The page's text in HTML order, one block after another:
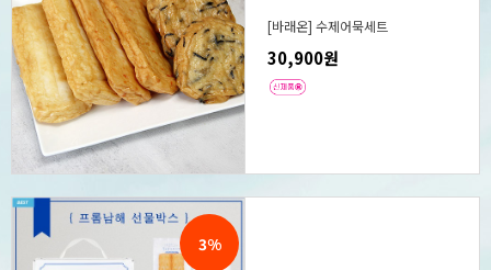
[바래온] 수제어묵세트
30,900원
3%